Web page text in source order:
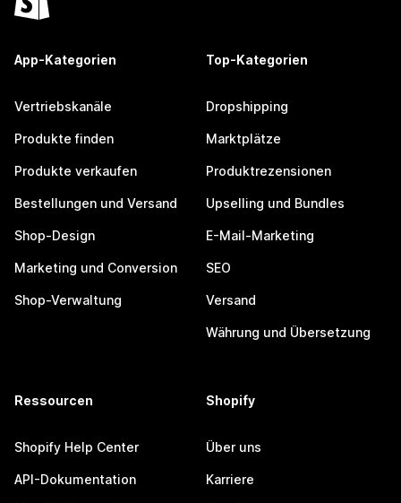
App-Kategorien
Vertriebskanäle
Produkte finden
Produkte verkaufen
Bestellungen und Versand
Shop-Design
Marketing und Conversion
Shop-Verwaltung
Top-Kategorien
Dropshipping
Marktplätze
Produktrezensionen
Upselling und Bundles
E-Mail-Marketing
SEO
Versand
Währung und Übersetzung
Ressourcen
Shopify Help Center
API-Dokumentation
Shopify
Über uns
Karriere